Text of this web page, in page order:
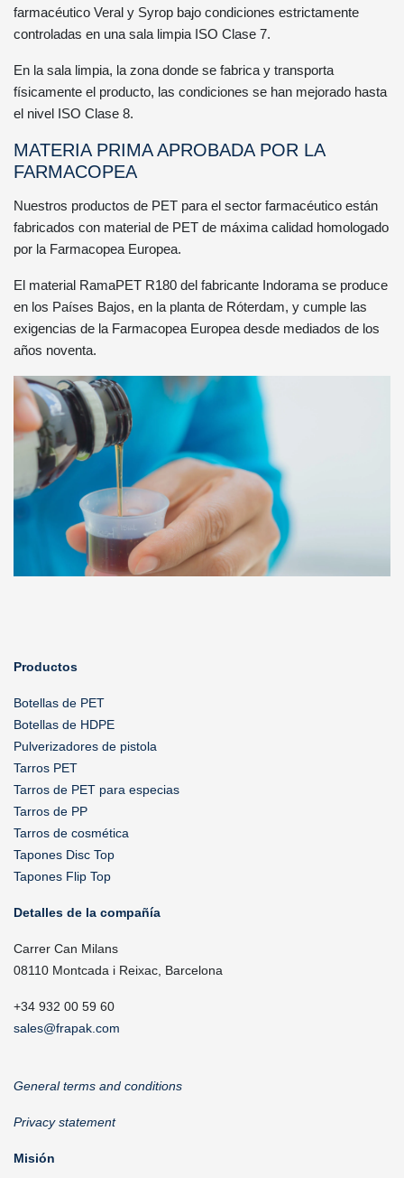
farmacéutico Veral y Syrop bajo condiciones estrictamente
controladas en una sala limpia ISO Clase 7.
En la sala limpia, la zona donde se fabrica y transporta
físicamente el producto, las condiciones se han mejorado hasta
el nivel ISO Clase 8.
MATERIA PRIMA APROBADA POR LA
FARMACOPEA
Nuestros productos de PET para el sector farmacéutico están
fabricados con material de PET de máxima calidad homologado
por la Farmacopea Europea.
El material RamaPET R180 del fabricante Indorama se produce
en los Países Bajos, en la planta de Róterdam, y cumple las
exigencias de la Farmacopea Europea desde mediados de los
años noventa.
Productos
Botellas de PET
Botellas de HDPE
Pulverizadores de pistola
Tarros PET
Tarros de PET para especias
Tarros de PP
Tarros de cosmética
Tapones Disc Top
Tapones Flip Top
Detalles de la compañía
Carrer Can Milans
08110 Montcada i Reixac, Barcelona
+34 932 00 59 60
sales@frapak.com
General terms and conditions
Privacy statement
Misión